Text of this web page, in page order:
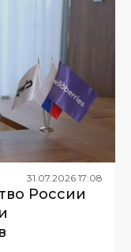
31 07 2026 17:08
России